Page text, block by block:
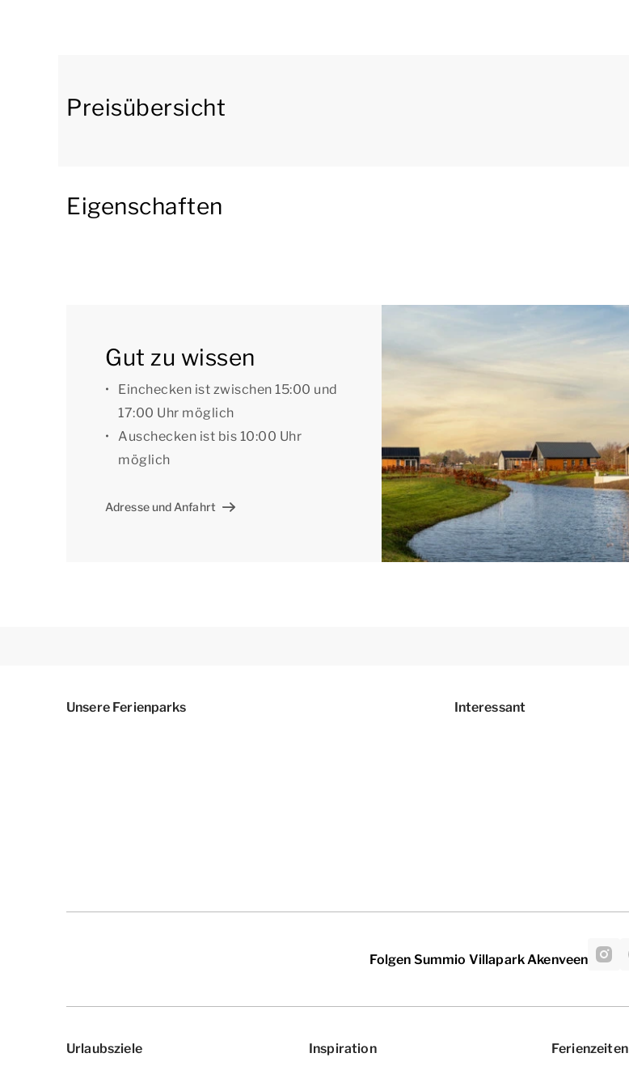
anderen 2 Schlafzimmer haben 1 Einzel-Boxsprtinbett. Das Badezimmer verfügt über eine
begehbare Dusche und eine Toilette.
Preisübersicht
Eigenschaften
Gut zu wissen
Einchecken ist zwischen 15:00 und
17:00 Uhr möglich
Auschecken ist bis 10:00 Uhr
möglich
Adresse und Anfahrt
Unsere Ferienparks Interessant
Folgen Summio Villapark Akenveen
Urlaubsziele Inspiration Ferienzeiten